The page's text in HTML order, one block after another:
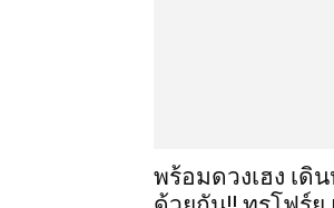
พร้อมดวงเฮง เดิ